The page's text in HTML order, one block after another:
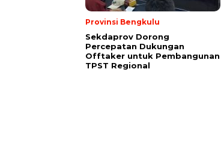
Provinsi Bengkulu
Sekdaprov Dorong
Percepatan Dukungan
Offtaker untuk Pembangunan
TPST Regional